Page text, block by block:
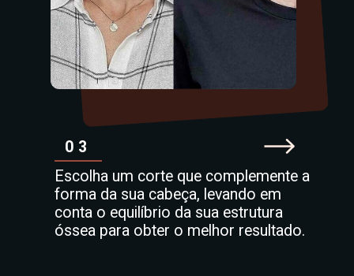
03
Escolha um corte que complemente a
forma da sua cabeça, levando em
conta o equilíbrio da sua estrutura
óssea para obter o melhor resultado.